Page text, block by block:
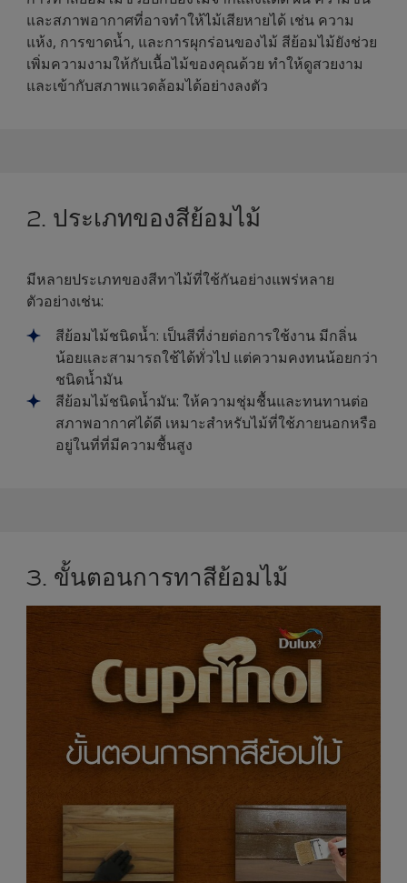
และสภาพอากาศที่อาจทำให้ไม้เสียหายได้ เช่น ความ
แห้ง, การขาดน้ำ, และการผุกร่อนของไม้ สีย้อมไม้ยังช่วย
เพิ่มความงามให้กับเนื้อไม้ของคุณด้วย ทำให้ดูสวยงาม
และเข้ากับสภาพแวดล้อมได้อย่างลงตัว
2. ประเภทของสีย้อมไม้
มีหลายประเภทของสีทาไม้ที่ใช้กันอย่างแพร่หลาย
ตัวอย่างเช่น:
สีย้อมไม้ชนิดน้ำ: เป็นสีที่ง่ายต่อการใช้งาน มีกลิ่น
น้อยและสามารถใช้ได้ทั่วไป แต่ความคงทนน้อยกว่า
ชนิดน้ำมัน
สีย้อมไม้ชนิดน้ำมัน: ให้ความชุ่มชื้นและทนทานต่อ
สภาพอากาศได้ดี เหมาะสำหรับไม้ที่ใช้ภายนอกหรือ
อยู่ในที่ที่มีความชื้นสูง
3. ขั้นตอนการทาสีย้อมไม้